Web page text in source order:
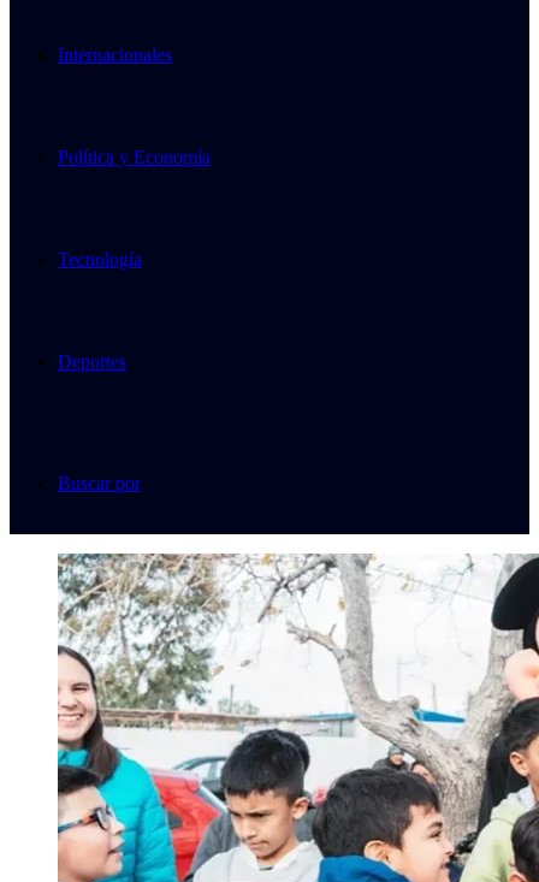
Internacionales
Política y Economía
Tecnología
Deportes
Buscar por